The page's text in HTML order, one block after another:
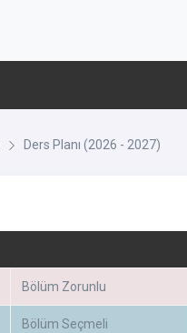
Ders Planı (2026 - 2027)
Bölüm Zorunlu
Bölüm Seçmeli